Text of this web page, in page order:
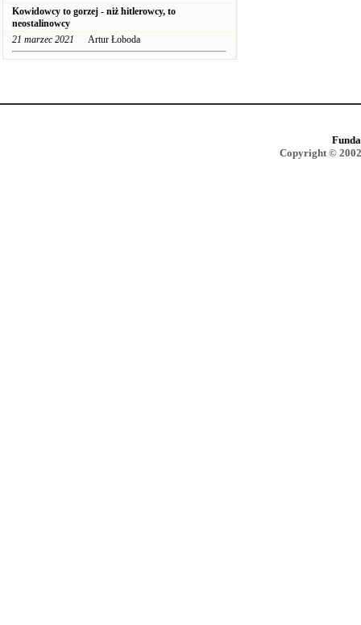
Kowidowcy to gorzej - niż hitlerowcy, to
neostalinowcy
21 marzec 2021 Artur Łoboda
Copyright ©